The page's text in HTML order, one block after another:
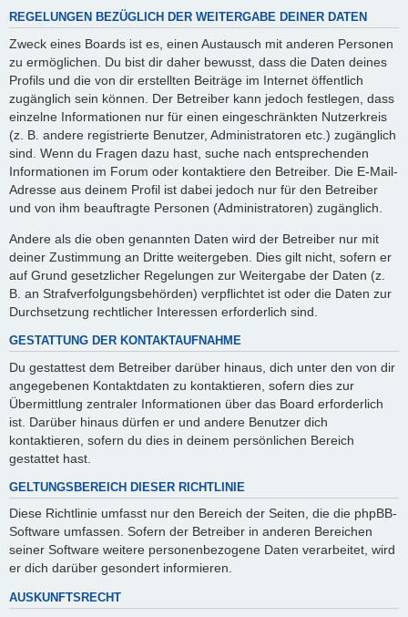
REGELUNGEN BEZÜGLICH DER WEITERGABE DEINER DATEN
Zweck eines Boards ist es, einen Austausch mit anderen Personen
zu ermöglichen. Du bist dir daher bewusst, dass die Daten deines
Profils und die von dir erstellten Beiträge im Internet öffentlich
zugänglich sein können. Der Betreiber kann jedoch festlegen, dass
einzelne Informationen nur für einen eingeschränkten Nutzerkreis
(z. B. andere registrierte Benutzer, Administratoren etc.) zugänglich
sind. Wenn du Fragen dazu hast, suche nach entsprechenden
Informationen im Forum oder kontaktiere den Betreiber. Die E-Mail-
Adresse aus deinem Profil ist dabei jedoch nur für den Betreiber
und von ihm beauftragte Personen (Administratoren) zugänglich.
Andere als die oben genannten Daten wird der Betreiber nur mit
deiner Zustimmung an Dritte weitergeben. Dies gilt nicht, sofern er
auf Grund gesetzlicher Regelungen zur Weitergabe der Daten (z.
B. an Strafverfolgungsbehörden) verpflichtet ist oder die Daten zur
Durchsetzung rechtlicher Interessen erforderlich sind.
GESTATTUNG DER KONTAKTAUFNAHME
Du gestattest dem Betreiber darüber hinaus, dich unter den von dir
angegebenen Kontaktdaten zu kontaktieren, sofern dies zur
Übermittlung zentraler Informationen über das Board erforderlich
ist. Darüber hinaus dürfen er und andere Benutzer dich
kontaktieren, sofern du dies in deinem persönlichen Bereich
gestattet hast.
GELTUNGSBEREICH DIESER RICHTLINIE
Diese Richtlinie umfasst nur den Bereich der Seiten, die die phpBB-
Software umfassen. Sofern der Betreiber in anderen Bereichen
seiner Software weitere personenbezogene Daten verarbeitet, wird
er dich darüber gesondert informieren.
AUSKUNFTSRECHT